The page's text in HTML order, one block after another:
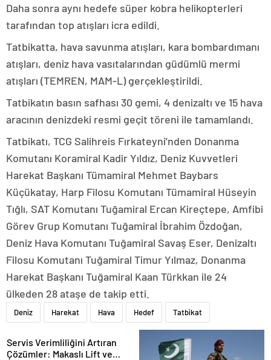
Daha sonra aynı hedefe süper kobra helikopterleri
tarafından top atışları icra edildi.
Tatbikatta, hava savunma atışları, kara bombardımanı
atışları, deniz hava vasıtalarından güdümlü mermi
atışları (TEMREN, MAM-L) gerçekleştirildi.
Tatbikatın basın safhası 30 gemi, 4 denizaltı ve 15 hava
aracının denizdeki resmi geçit töreni ile tamamlandı.
Tatbikatı, TCG Salihreis Fırkateyni’nden Donanma
Komutanı Koramiral Kadir Yıldız, Deniz Kuvvetleri
Harekat Başkanı Tümamiral Mehmet Baybars
Küçükatay, Harp Filosu Komutanı Tümamiral Hüseyin
Tığlı, SAT Komutanı Tuğamiral Ercan Kireçtepe, Amfibi
Görev Grup Komutanı Tuğamiral İbrahim Özdoğan,
Deniz Hava Komutanı Tuğamiral Savaş Eser, Denizaltı
Filosu Komutanı Tuğamiral Timur Yılmaz, Donanma
Harekat Başkanı Tuğamiral Kaan Türkkan ile 24
ülkeden 28 ataşe de takip etti.
Deniz Harekat Hava Hedef Tatbikat
Servis Verimliliğini Artıran
Çözümler: Makaslı Lift ve